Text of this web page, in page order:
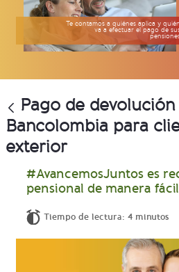
Te contamos a quiénes aplica y quién
va a efectuar el pago de
Pago de
Bancolombia para
exterior
#AvancemosJuntos es
pensional de manera
Tiempo de lectura: 4 minutos